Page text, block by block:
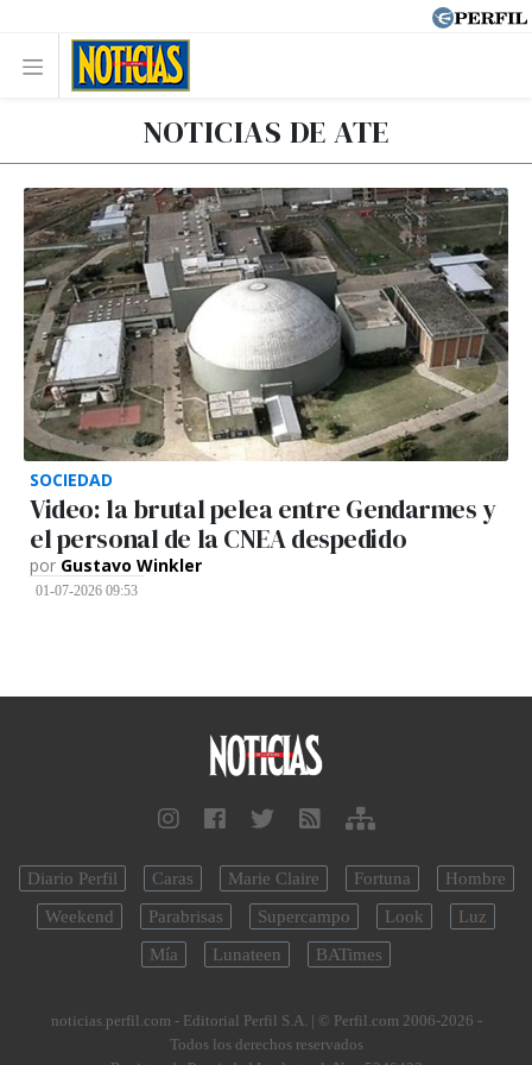
NOTICIAS DE ATE
SOCIEDAD
Video: la brutal pelea entre Gendarmes y
el personal de la CNEA despedido
por Gustavo Winkler
01-07-2026 09:53
Diario Perfil Caras Marie Claire Fortuna
Hombre
Weekend
Parabrisas Supercampo Look
Luz
Mía
Lunateen BATimes
noticias.perfil.com - Editorial Perfil S.A. | © Perfil.com 2006-2026 -
Todos los derechos reservados